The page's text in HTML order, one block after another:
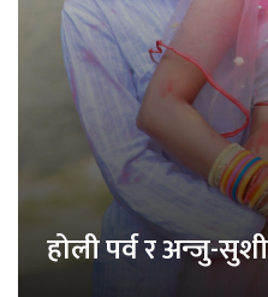
होली पर्व र अन्जु-